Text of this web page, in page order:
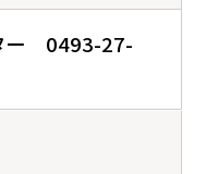
ー 0493-27-